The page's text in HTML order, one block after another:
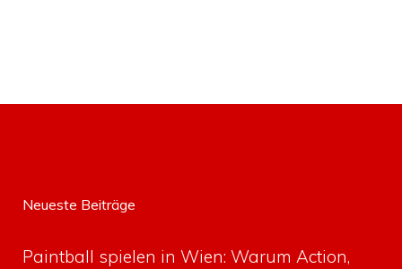
Neueste Beiträge
Paintball spielen in Wien: Warum Action,